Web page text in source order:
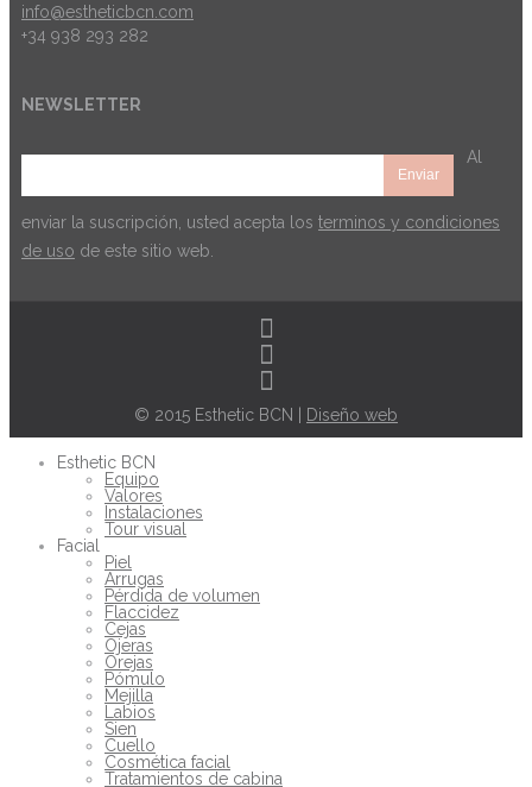
info@estheticbcn.com
+34 938 293 282
NEWSLETTER
Al
enviar la suscripción, usted acepta los terminos y condiciones
de uso de este sitio web.
© 2015 Esthetic BCN | Diseño web
Esthetic BCN
Equipo
Valores
Instalaciones
Tour visual
Facial
Piel
Arrugas
Pérdida de volumen
Flaccidez
Cejas
Ojeras
Orejas
Pómulo
Mejilla
Labios
Sien
Cuello
Cosmética facial
Tratamientos de cabina